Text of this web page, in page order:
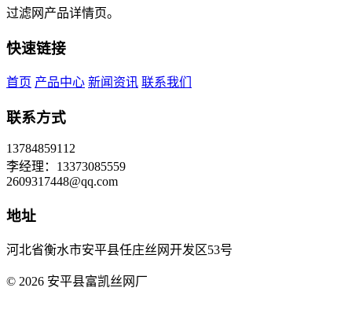
过滤网产品详情页。
快速链接
首页 产品中心 新闻资讯 联系我们
联系方式
13784859112
李经理：13373085559
2609317448@qq.com
地址
河北省衡水市安平县任庄丝网开发区53号
© 2026 安平县富凯丝网厂